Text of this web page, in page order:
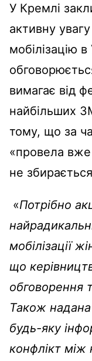
У Кремлі
активну
мобілізацію
вимагає від
найбільших
тому, що за
«провела вже
не
«Потрібно
мобілізації
що
обговорення
Також надана
будь-яку
конфлікт